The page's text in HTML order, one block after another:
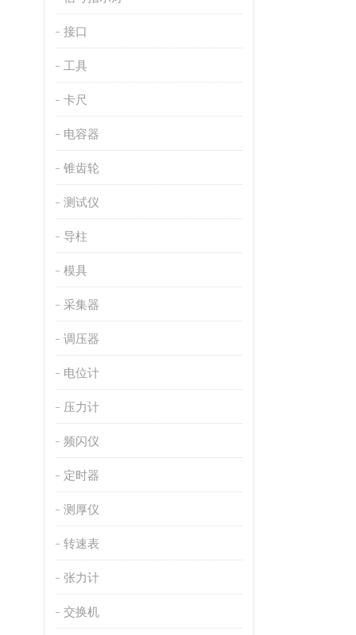
接口
工具
卡尺
电容器
锥齿轮
测试仪
导柱
模具
采集器
调压器
电位计
压力计
频闪仪
定时器
测厚仪
转速表
张力计
交换机